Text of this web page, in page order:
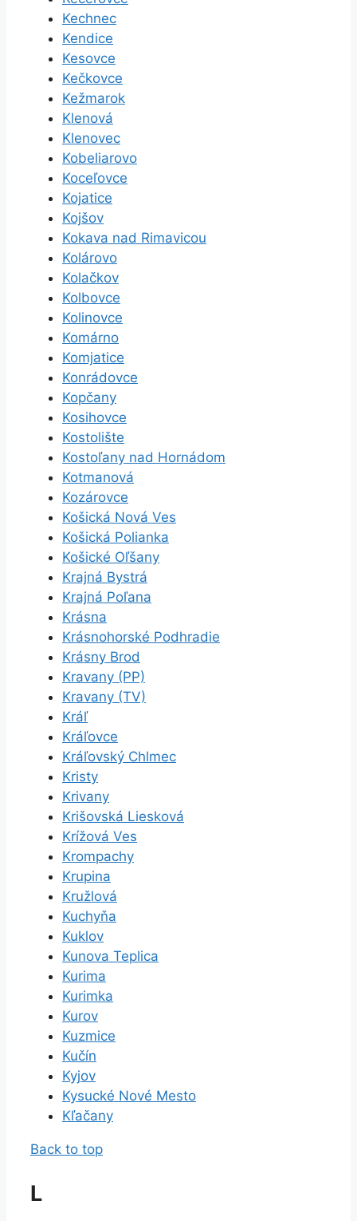
Kechnec
Kendice
Kesovce
Kečkovce
Kežmarok
Klenová
Klenovec
Kobeliarovo
Koceľovce
Kojatice
Kojšov
Kokava nad Rimavicou
Kolárovo
Kolačkov
Kolbovce
Kolinovce
Komárno
Komjatice
Konrádovce
Kopčany
Kosihovce
Kostolište
Kostoľany nad Hornádom
Kotmanová
Kozárovce
Košická Nová Ves
Košická Polianka
Košické Oľšany
Krajná Bystrá
Krajná Poľana
Krásna
Krásnohorské Podhradie
Krásny Brod
Kravany (PP)
Kravany (TV)
Kráľ
Kráľovce
Kráľovský Chlmec
Kristy
Krivany
Krišovská Liesková
Krížová Ves
Krompachy
Krupina
Kružlová
Kuchyňa
Kuklov
Kunova Teplica
Kurima
Kurimka
Kurov
Kuzmice
Kučín
Kyjov
Kysucké Nové Mesto
Kľačany
Back to top
L